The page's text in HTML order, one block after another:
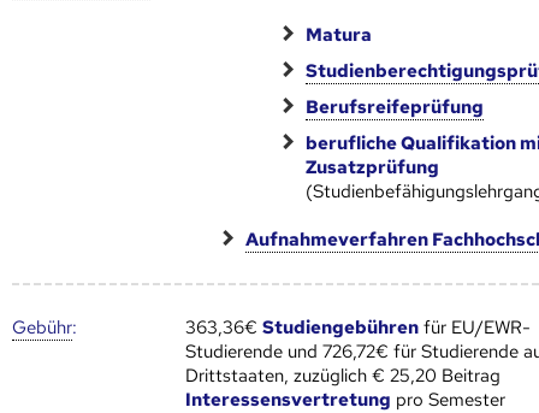
Matura
Berufsreifeprüfung
berufliche Qualifikation
Zusatzprüfung
Aufnahmeverfahren
Gebühr: 363,36€Studiengebühren für EU/EWR-
Studierende und 726,72€ für Studierende
Drittstaaten, zuzüglich € 25,20 Beitrag
Interessensvertretung pro Semester